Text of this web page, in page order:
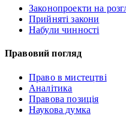
Законопроекти на
Прийняті закони
Набули чинності
Правовий погляд
Право в мистецтві
Аналітика
Правова позиція
Наукова думка